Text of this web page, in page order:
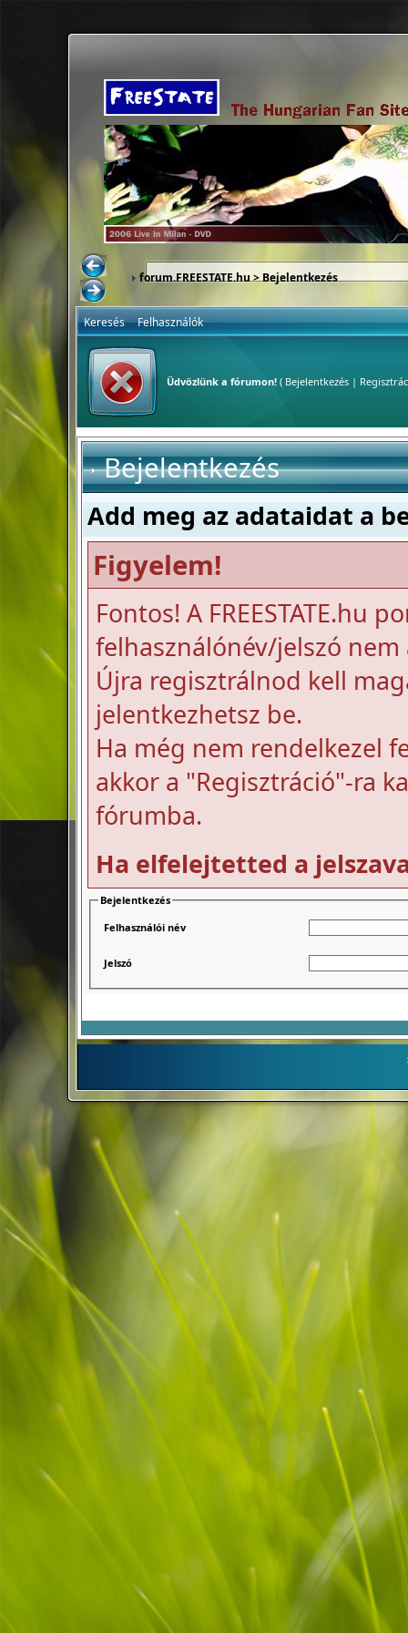
forum.FREESTATE.hu> Bejelentkezés
Keresés Felhasználók
Üdvözlünk a fórumon!( Bejelentkezés|
Bejelentkezés
Add meg az adataidat a
Figyelem!
Fontos! A FREESTATE.hu
felhasználónév/jelszó
Újra regisztrálnod kell
jelentkezhetsz be.
Ha még nem rendelkezel
akkor a "Regisztráció"-ra
fórumba.
Ha elfelejtetted a
Bejelentkezés
Felhasználói név
Jelszó